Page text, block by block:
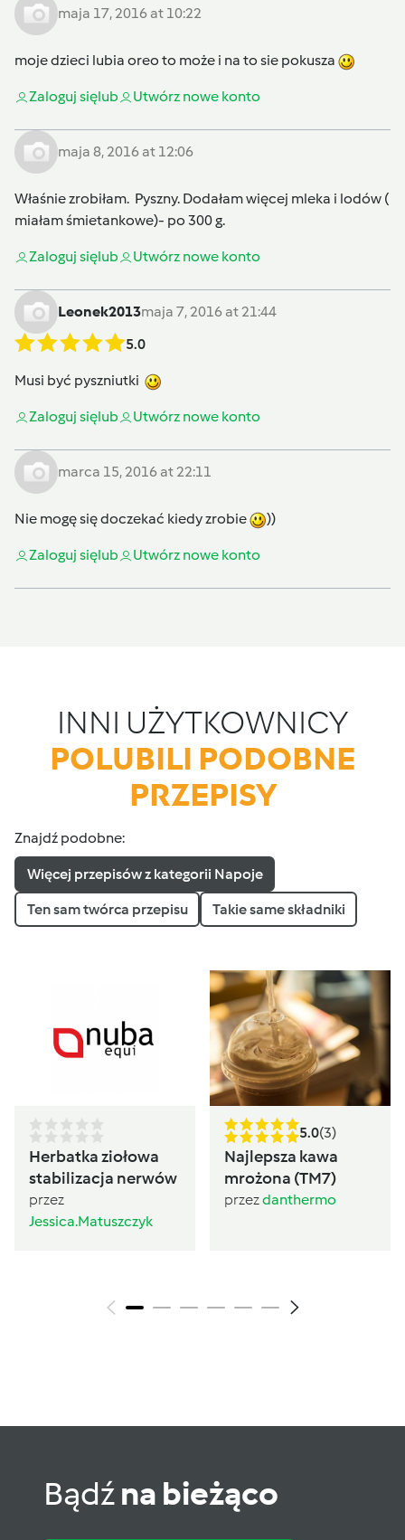
maja 17, 2016 at 10:22
moje dzieci lubia oreo to może i na to sie pokusza
Zaloguj sięlub Utwórz nowe konto
maja 8, 2016 at 12:06
Właśnie zrobiłam. Pyszny. Dodałam więcej mleka i lodów (
miałam śmietankowe)- po 300 g.
Zaloguj sięlub Utwórz nowe konto
Leonek2013maja 7, 2016 at 21:44
5.0
Musi być pyszniutki
Zaloguj sięlub Utwórz nowe konto
marca 15, 2016 at 22:11
Nie mogę się doczekać kiedy zrobie ))
Zaloguj sięlub Utwórz nowe konto
INNI UŻYTKOWNICY
POLUBILI PODOBNE
PRZEPISY
Znajdź podobne:
Więcej przepisów z kategorii Napoje
Ten sam twórca przepisu Takie same składniki
Herbatka ziołowa
stabilizacja nerwów
przez
Jessica.Matuszczyk
5.0(3)
Najlepsza kawa
mrożona (TM7)
przezdanthermo
Bądźna bieżąco